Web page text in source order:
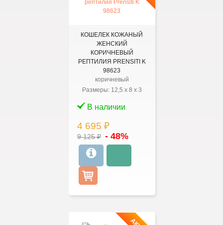
КОШЕЛЕК КОЖАНЫЙ
ЖЕНСКИЙ
КОРИЧНЕВЫЙ
РЕПТИЛИЯ PRENSITI K
98623
коричневый
Размеры: 12,5 x 8 x 3
В наличии
4 695 ₽
9 125 ₽ - 48%